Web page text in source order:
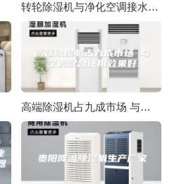
转轮除湿机与净化空调接水盘里有积水的原因及解决方法
高端除湿机占九成市场 与空调配合使用效果好